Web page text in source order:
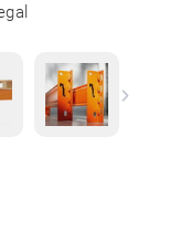
Next